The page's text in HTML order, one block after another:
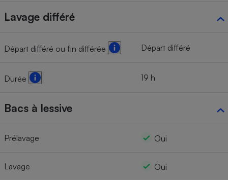
Lavage différé
Départ différé ou fin différée Départ différé
Durée 19 h
Bacs à lessive
Prélavage Oui
Lavage Oui